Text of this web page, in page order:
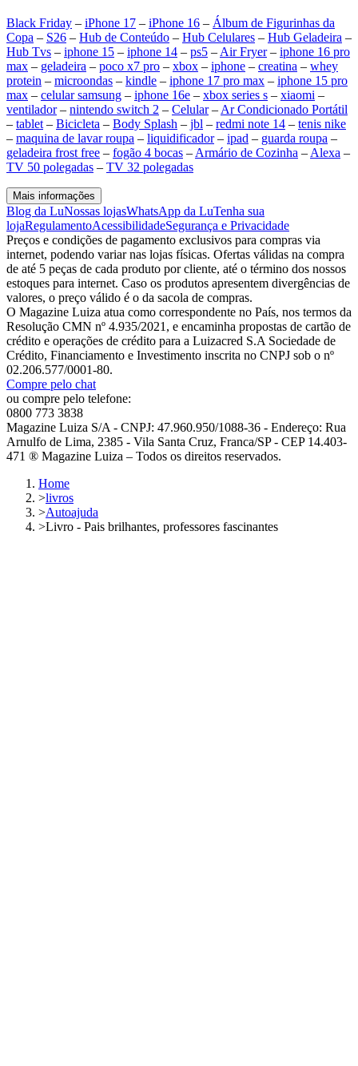
Black Friday – iPhone 17 – iPhone 16 – Álbum de Figurinhas da
Copa – S26 – Hub de Conteúdo – Hub Celulares – Hub Geladeira –
Hub Tvs – iphone 15 – iphone 14 – ps5 – Air Fryer– iphone 16 pro
max – geladeira – poco x7 pro – xbox – iphone – creatina – whey
protein – microondas – kindle – iphone 17 pro max – iphone 15 pro
max – celular samsung – iphone 16e – xbox series s – xiaomi –
ventilador– nintendo switch 2 – Celular– Ar Condicionado Portátil
– tablet – Bicicleta – Body Splash – jbl – redmi note 14 – tenis nike
– maquina de lavar roupa – liquidificador– ipad – guarda roupa –
geladeira frost free – fogão 4 bocas – Armário de Cozinha – Alexa –
TV 50 polegadas – TV 32 polegadas
Mais informações
Blog da LuNossas lojasWhatsApp da LuTenha sua
lojaRegulamentoAcessibilidadeSegurança e Privacidade
Preços e condições de pagamento exclusivos para compras via
internet, podendo variar nas lojas físicas. Ofertas válidas na compra
de até 5 peças de cada produto por cliente, até o término dos nossos
estoques para internet. Caso os produtos apresentem divergências de
valores, o preço válido é o da sacola de compras.
O Magazine Luiza atua como correspondente no País, nos termos da
Resolução CMN nº 4.935/2021, e encaminha propostas de cartão de
crédito e operações de crédito para a Luizacred S.A Sociedade de
Crédito, Financiamento e Investimento inscrita no CNPJ sob o nº
02.206.577/0001-80.
Compre pelo chat
ou compre pelo telefone:
0800 773 3838
Magazine Luiza S/A - CNPJ: 47.960.950/1088-36 - Endereço: Rua
Arnulfo de Lima, 2385 - Vila Santa Cruz, Franca/SP - CEP 14.403-
471 ® Magazine Luiza – Todos os direitos reservados.
Home
>livros
>Autoajuda
>Livro - Pais brilhantes, professores fascinantes